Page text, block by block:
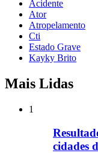
Acidente
Ator
Atropelamento
Cti
Estado Grave
Kayky Brito
Mais Lidas
1
cidades